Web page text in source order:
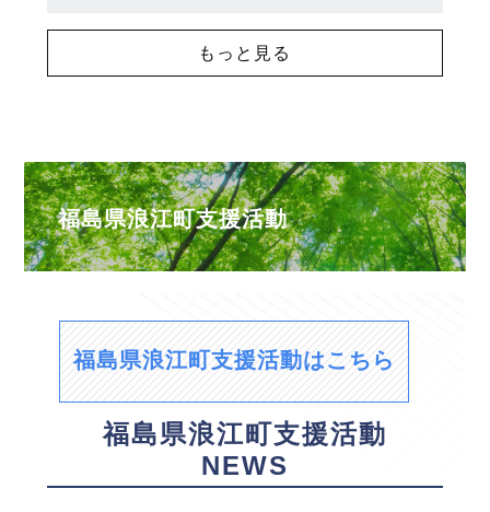
もっと見る
福島県浪江町支援活動
福島県浪江町支援活動はこちら
福島県浪江町支援活動
NEWS